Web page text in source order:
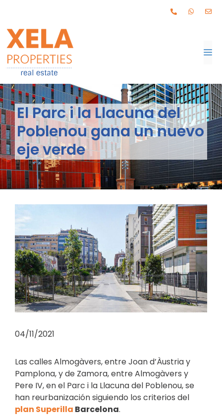
El Parc i la Llacuna del
Poblenou gana un nuevo
eje verde
04/11/2021
Las calles Almogàvers, entre Joan d’Àustria y
Pamplona, y de Zamora, entre Almogàvers y
Pere IV, en el Parc i la Llacuna del Poblenou, se
han reurbanización siguiendo los criterios del
plan Superilla Barcelona.